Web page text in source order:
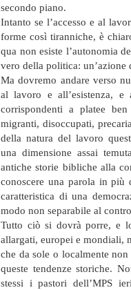
secondo piano.
Intanto se l’accesso e al
forme così tiranniche, è
qua non esiste l’autonomia
vero della politica: un’azione
Ma dovremo andare verso
al lavoro e all’esistenza, e
corrispondenti a platee
migranti, disoccupati,
della natura del lavoro
una dimensione assai
antiche storie bibliche alla
conoscere una parola in
caratteristica di una
modo non separabile al
Tutto ciò si dovrà porre, e
allargati, europei e mondiali,
che da sole o localmente
queste tendenze storiche.
stessi i pastori dell’MPS